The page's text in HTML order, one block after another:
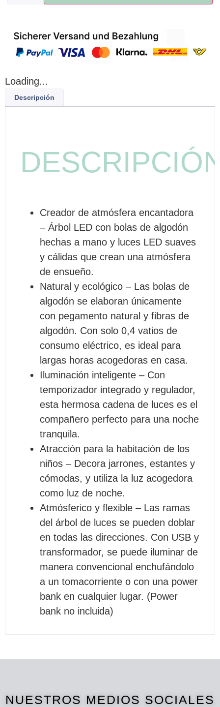
Loading...
Descripción
Creador de atmósfera encantadora
– Árbol LED con bolas de algodón
hechas a mano y luces LED suaves
y cálidas que crean una atmósfera
de ensueño.
Natural y ecológico – Las bolas de
algodón se elaboran únicamente
con pegamento natural y fibras de
algodón. Con solo 0,4 vatios de
consumo eléctrico, es ideal para
largas horas acogedoras en casa.
Iluminación inteligente – Con
temporizador integrado y regulador,
esta hermosa cadena de luces es el
compañero perfecto para una noche
tranquila.
Atracción para la habitación de los
niños – Decora jarrones, estantes y
cómodas, y utiliza la luz acogedora
como luz de noche.
Atmósferico y flexible – Las ramas
del árbol de luces se pueden doblar
en todas las direcciones. Con USB y
transformador, se puede iluminar de
manera convencional enchufándolo
a un tomacorriente o con una power
bank en cualquier lugar. (Power
bank no incluida)
NUESTROS MEDIOS SOCIALES